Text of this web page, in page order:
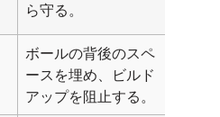
ら守る。
ボールの背後のスペ
ースを埋め、ビルド
アップを阻止する。